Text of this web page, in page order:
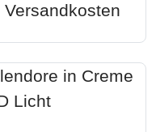
Versandkosten